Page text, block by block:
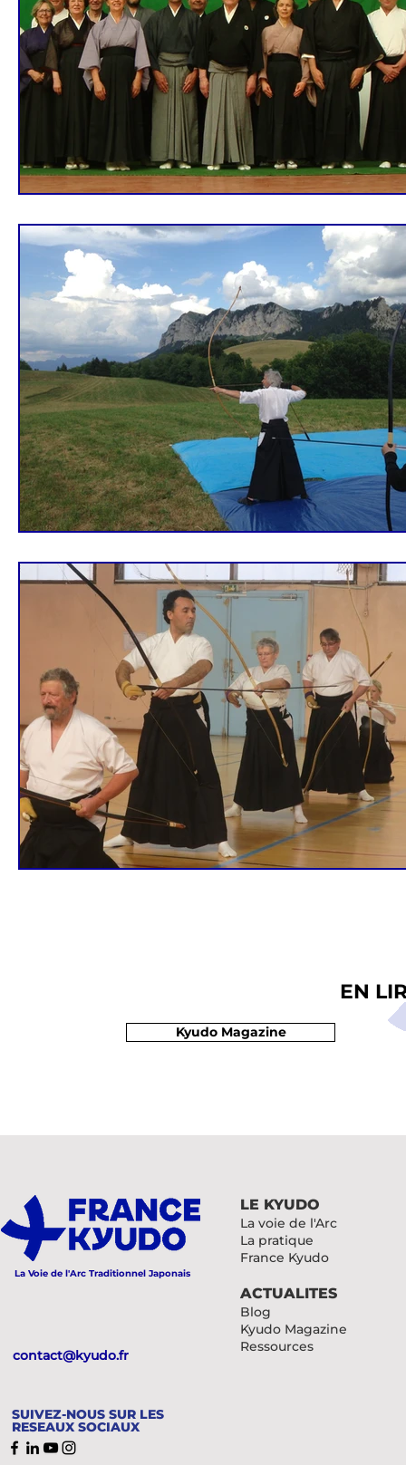
EN
Kyudo Magazine
La Voie de l'Arc Traditionnel Japonais
contact@kyudo.fr
SUIVEZ-NOUS SUR LES
RESEAUX SOCIAUX
LE KYUDO
La voie de l'Arc
La pratique
France Kyudo
ACTUALITES
Blog
Kyudo Magazine
Ressources